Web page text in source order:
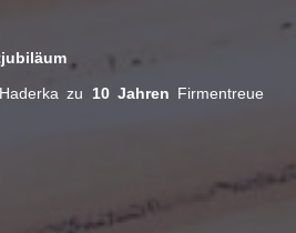
zu 10 Jahren Firmentreue